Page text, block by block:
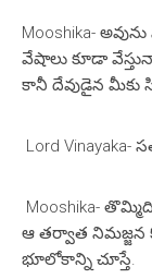
Mooshika-
వేషాలు కూడా
కానీ దేవుడైన మీకు
Lord
Mooshika-
ఆ తర్వాత
భూలోకాన్ని చూస్తే.